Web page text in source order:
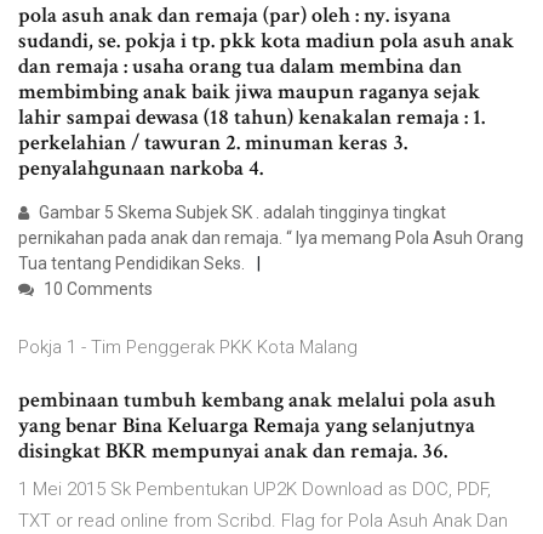
pola asuh anak dan remaja (par) oleh : ny. isyana
sudandi, se. pokja i tp. pkk kota madiun pola asuh anak
dan remaja : usaha orang tua dalam membina dan
membimbing anak baik jiwa maupun raganya sejak
lahir sampai dewasa (18 tahun) kenakalan remaja : 1.
perkelahian / tawuran 2. minuman keras 3.
penyalahgunaan narkoba 4.
Gambar 5 Skema Subjek SK . adalah tingginya tingkat
pernikahan pada anak dan remaja. “ Iya memang Pola Asuh Orang
Tua tentang Pendidikan Seks.
10 Comments
Pokja 1 - Tim Penggerak PKK Kota Malang
pembinaan tumbuh kembang anak melalui pola asuh
yang benar Bina Keluarga Remaja yang selanjutnya
disingkat BKR mempunyai anak dan remaja. 36.
1 Mei 2015 Sk Pembentukan UP2K Download as DOC, PDF,
TXT or read online from Scribd. Flag for Pola Asuh Anak Dan